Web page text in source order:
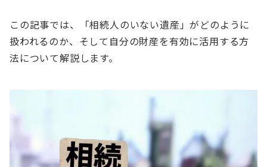
この記事では、「相続人のいない遺産」がどのように
扱われるのか、そして自分の財産を有効に活用する方
法について解説します。